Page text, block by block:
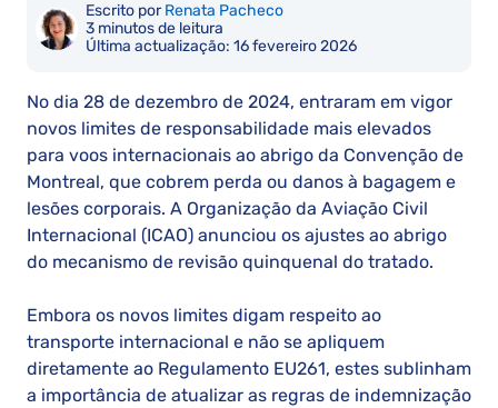
Escrito porRenata Pacheco
3 minutos de leitura
Última actualização: 16 fevereiro 2026
No dia 28 de dezembro de 2024, entraram em vigor
novos limites de responsabilidade mais elevados
para voos internacionais ao abrigo da Convenção de
Montreal, que cobrem perda ou danos à bagagem e
lesões corporais. A Organização da Aviação Civil
Internacional (ICAO) anunciou os ajustes ao abrigo
do mecanismo de revisão quinquenal do tratado.
Embora os novos limites digam respeito ao
transporte internacional e não se apliquem
diretamente ao Regulamento EU261, estes sublinham
a importância de atualizar as regras de indemnização